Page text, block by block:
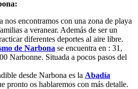
nos encontramos con una zona de playa
a veranear. Además de ser un
diferentes deportes al aire libre.
de Narbona se encuentra en : 31,
Narbonne. Situada a pocos pasos del
desde Narbona es la Abadía
pronto os hablaremos con más detalle.